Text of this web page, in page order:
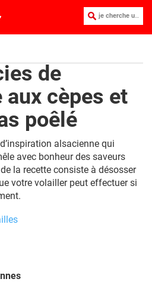
je cherche une recette :
de
cèpes et
poêlé
alsacienne qui
avec bonheur des saveurs
la recette consiste à désosser
votre volailler peut effectuer si